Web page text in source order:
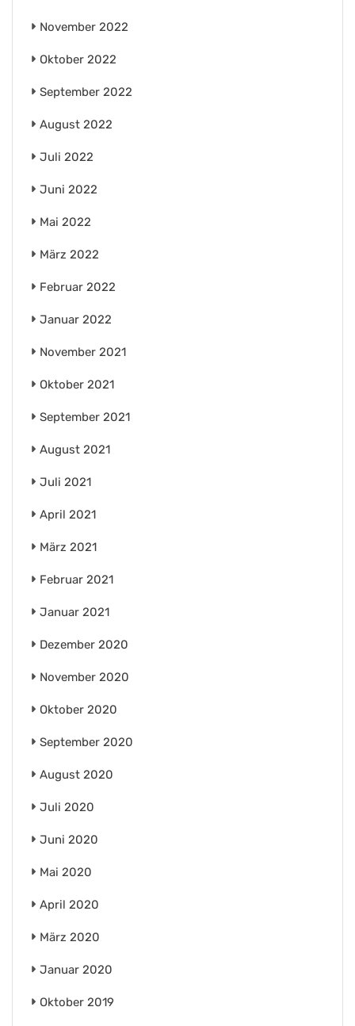
November 2022
Oktober 2022
September 2022
August 2022
Juli 2022
Juni 2022
Mai 2022
März 2022
Februar 2022
Januar 2022
November 2021
Oktober 2021
September 2021
August 2021
Juli 2021
April 2021
März 2021
Februar 2021
Januar 2021
Dezember 2020
November 2020
Oktober 2020
September 2020
August 2020
Juli 2020
Juni 2020
Mai 2020
April 2020
März 2020
Januar 2020
Oktober 2019